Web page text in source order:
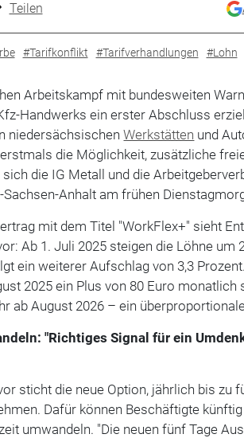
Teilen
#Tarifkonflikt #Tarifverhandlungen #Lohn
Arbeitskampf mit bundesweiten
Handwerks ein erster Abschluss
niedersächsischenWerkstätten und
die Möglichkeit, zusätzliche
die IG Metall und die
Anhalt am frühen
mit dem Titel "WorkFlex+" sieht
Ab 1. Juli 2025 steigen die Löhne um
ein weiterer Aufschlag von 3,3
2025 ein Plus von 80 Euro monatlich
ab August 2026 – ein
"Richtiges Signal für ein
sticht die neue Option, jährlich bis zu
Dafür können Beschäftigte
umwandeln. "Die neuen fünf Tage